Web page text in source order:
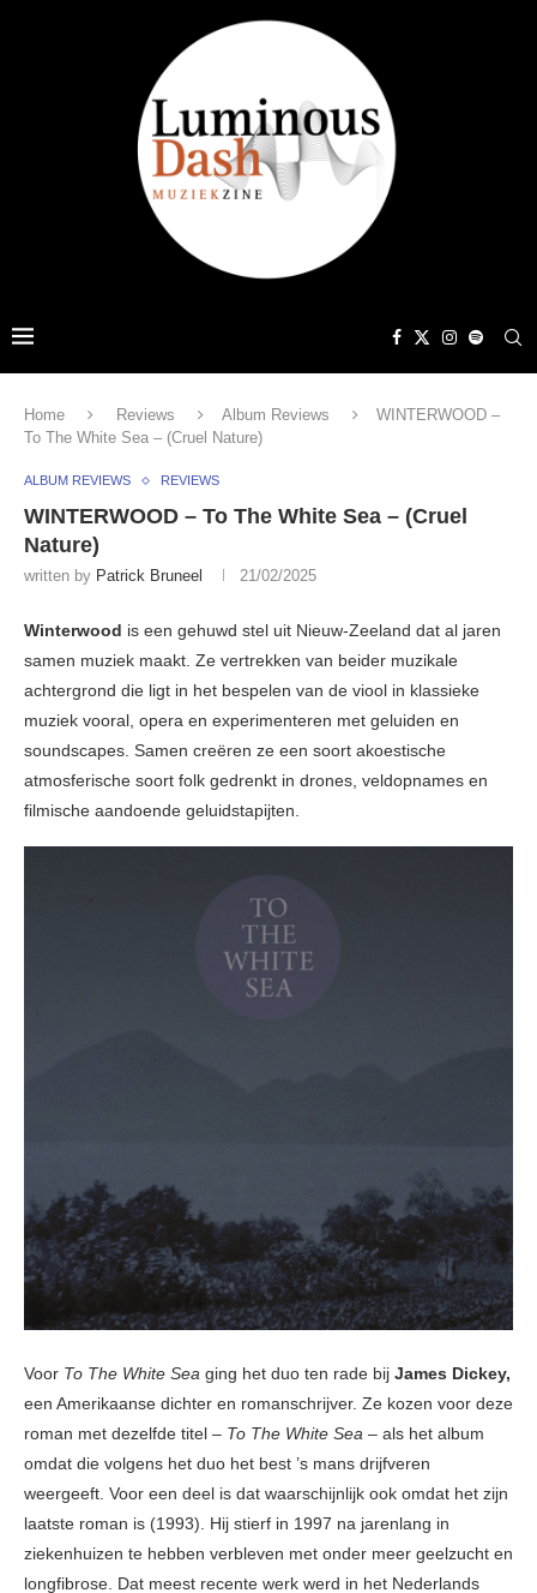
Home Reviews Album Reviews
WINTERWOOD –
To The White Sea – (Cruel Nature)
ALBUM REVIEWS REVIEWS
WINTERWOOD – To The White Sea – (Cruel
Nature)
written by Patrick Bruneel 21/02/2025
Winterwood is een gehuwd stel uit Nieuw-Zeeland dat al jaren
samen muziek maakt. Ze vertrekken van beider muzikale
achtergrond die ligt in het bespelen van de viool in klassieke
muziek vooral, opera en experimenteren met geluiden en
soundscapes. Samen creëren ze een soort akoestische
atmosferische soort folk gedrenkt in drones, veldopnames en
filmische aandoende geluidstapijten.
Voor To The White Sea ging het duo ten rade bij James Dickey,
een Amerikaanse dichter en romanschrijver. Ze kozen voor deze
roman met dezelfde titel – To The White Sea – als het album
omdat die volgens het duo het best ’s mans drijfveren
weergeeft. Voor een deel is dat waarschijnlijk ook omdat het zijn
laatste roman is (1993). Hij stierf in 1997 na jarenlang in
ziekenhuizen te hebben verbleven met onder meer geelzucht en
longfibrose. Dat meest recente werk werd in het Nederlands